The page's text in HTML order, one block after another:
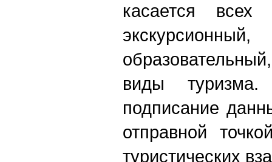
касается всех
виды
подписание
отправной
туристических